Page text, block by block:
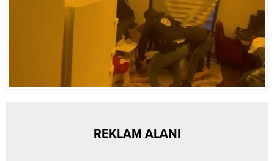
REKLAM ALANI